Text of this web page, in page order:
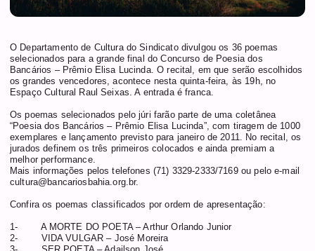
O Departamento de Cultura do Sindicato divulgou os 36 poemas
selecionados para a grande final do Concurso de Poesia dos
Bancários – Prêmio Elisa Lucinda. O recital, em que serão escolhidos
os grandes vencedores, acontece nesta quinta-feira, às 19h, no
Espaço Cultural Raul Seixas. A entrada é franca.
Os poemas selecionados pelo júri farão parte de uma coletânea
“Poesia dos Bancários – Prêmio Elisa Lucinda”, com tiragem de 1000
exemplares e lançamento previsto para janeiro de 2011. No recital, os
jurados definem os três primeiros colocados e ainda premiam a
melhor performance.
Mais informações pelos telefones (71) 3329-2333/7169 ou pelo e-mail
cultura@bancariosbahia.org.br.
Confira os poemas classificados por ordem de apresentação:
1-
A MORTE DO POETA – Arthur Orlando Junior
2-
VIDA VULGAR – José Moreira